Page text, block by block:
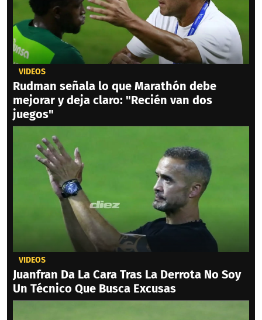
VIDEOS
Rudman señala lo que Marathón debe
mejorar y deja claro: "Recién van dos
juegos"
VIDEOS
Juanfran Da La Cara Tras La Derrota No Soy
Un Técnico Que Busca Excusas